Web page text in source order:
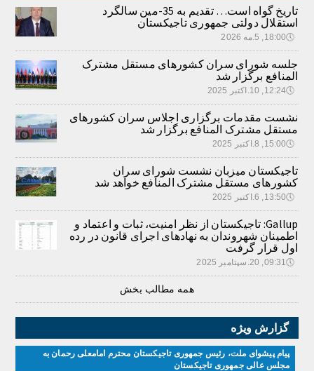
تاریخ گواه است… تقدیم به 35-مین سالگرد
استقلال دولتی جمهوری تاجیکستان
🕔18:00, 5.مه 2026
جلسه شورای سران کشورهای مستقل مشترک
المنافع برگزار شد
🕔12:24, 10.اکتبر 2025
نشست مقدمات برگزاری اجلاس سران کشورهای
مستقل مشترک المنافع برگزار شد
🕔15:00, 8.اکتبر 2025
تاجیکستان میزبان نشست شورای سران
کشورهای مستقل مشترک المنافع خواهد شد
🕔13:50, 6.اکتبر 2025
Gallup: تاجیکستان از نظر امنیت، ثبات و اعتماد و
اطمینان شهروندان به نهادهای اجرای قانون در رده
اول قرار گرفت
🕔09:31, 20.سپتامبر 2025
همه مطالب بخش
گزارش ویژه
پیام پیشوای ملت، رئیس جمهوری تاجیکستان محترم امامعلی رحمان به
مجلس عالی جمهوری تاجیکستان